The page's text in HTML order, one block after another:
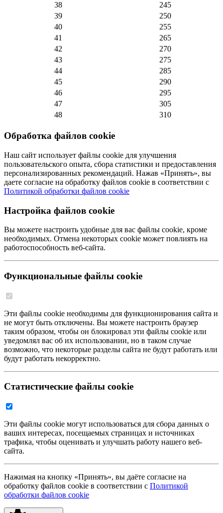
38
245
39
250
40
255
41
265
42
270
43
275
44
285
45
290
46
295
47
305
48
310
Обработка файлов cookie
Наш сайт использует файлы cookie для улучшения
пользовательского опыта, сбора статистики и предоставления
персонализированных рекомендаций. Нажав «Принять», вы
даете согласие на обработку файлов cookie в соответствии с
Политикой обработки файлов cookie
Настройка файлов cookie
Вы можете настроить удобные для вас файлы cookie, кроме
необходимых. Отмена некоторых cookie может повлиять на
работоспособность веб-сайта.
Функциональные файлы cookie
Эти файлы cookie необходимы для функционирования сайта и
не могут быть отключены. Вы можете настроить браузер
таким образом, чтобы он блокировал эти файлы cookie или
уведомлял вас об их использовании, но в таком случае
возможно, что некоторые разделы сайта не будут работать или
будут работать некорректно.
Статистические файлы cookie
Эти файлы cookie могут использоваться для сбора данных о
ваших интересах, посещаемых страницах и источниках
трафика, чтобы оценивать и улучшать работу нашего веб-
сайта.
Нажимая на кнопку «Принять», вы даёте согласие на
обработку файлов cookie в соответствии с Политикой
обработки файлов cookie